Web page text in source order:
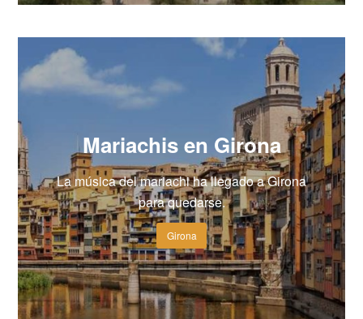
Mariachis en Girona
La música del mariachi ha llegado a Girona
para quedarse.
Girona